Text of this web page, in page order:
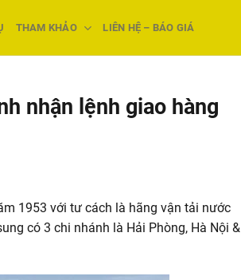
THAM KHẢO LIÊN HỆ – BÁO GIÁ
nhận lệnh giao hàng
1953 với tư cách là hãng vận tải nước
có 3 chi nhánh là Hải Phòng, Hà Nội &